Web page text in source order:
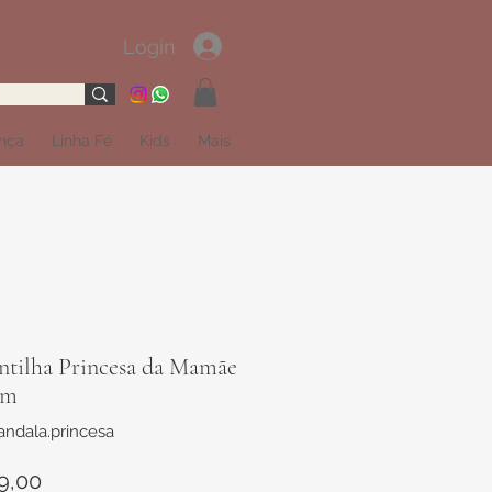
Login
Linha Fé Kids Mais
Princesa da Mamãe